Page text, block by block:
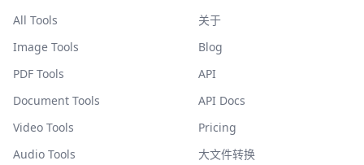
All Tools
Image Tools
PDF Tools
Document Tools
Video Tools
Audio Tools
关于
Blog
API
API Docs
Pricing
大文件转换